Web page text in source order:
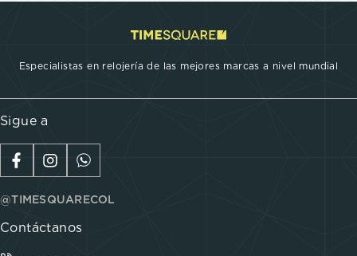
Especialistas en relojería de las mejores marcas a nivel mundial
Sigue a
@TIMESQUARECOL
Contáctanos